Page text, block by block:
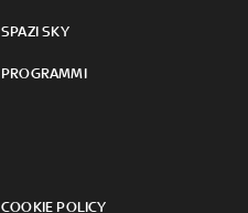
SPAZI SKY
PROGRAMMI
COOKIE POLICY